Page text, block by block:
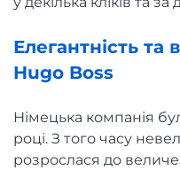
Елегантність та
Hugo Boss
Німецька компанія
році. З того часу
розрослася до